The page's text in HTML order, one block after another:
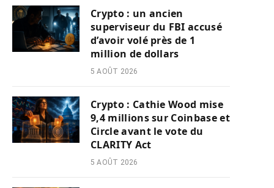
Crypto : un ancien
superviseur du FBI accusé
d’avoir volé près de 1
million de dollars
5 AOÛT 2026
Crypto : Cathie Wood mise
9,4 millions sur Coinbase et
Circle avant le vote du
CLARITY Act
5 AOÛT 2026